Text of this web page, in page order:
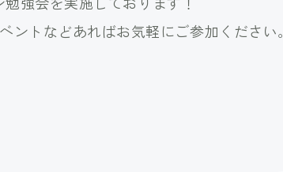
トなどあればお気軽にご参加ください。